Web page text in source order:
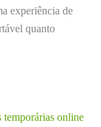
experiência de
quanto
temporárias online